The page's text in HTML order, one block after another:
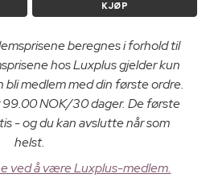
KJØP
beregnes i forhold til
hos Luxplus gjelder kun
bli medlem med din første ordre.
NOK/30 dager. De første
- og du kan avslutte når som
helst.
ved å være Luxplus-medlem.